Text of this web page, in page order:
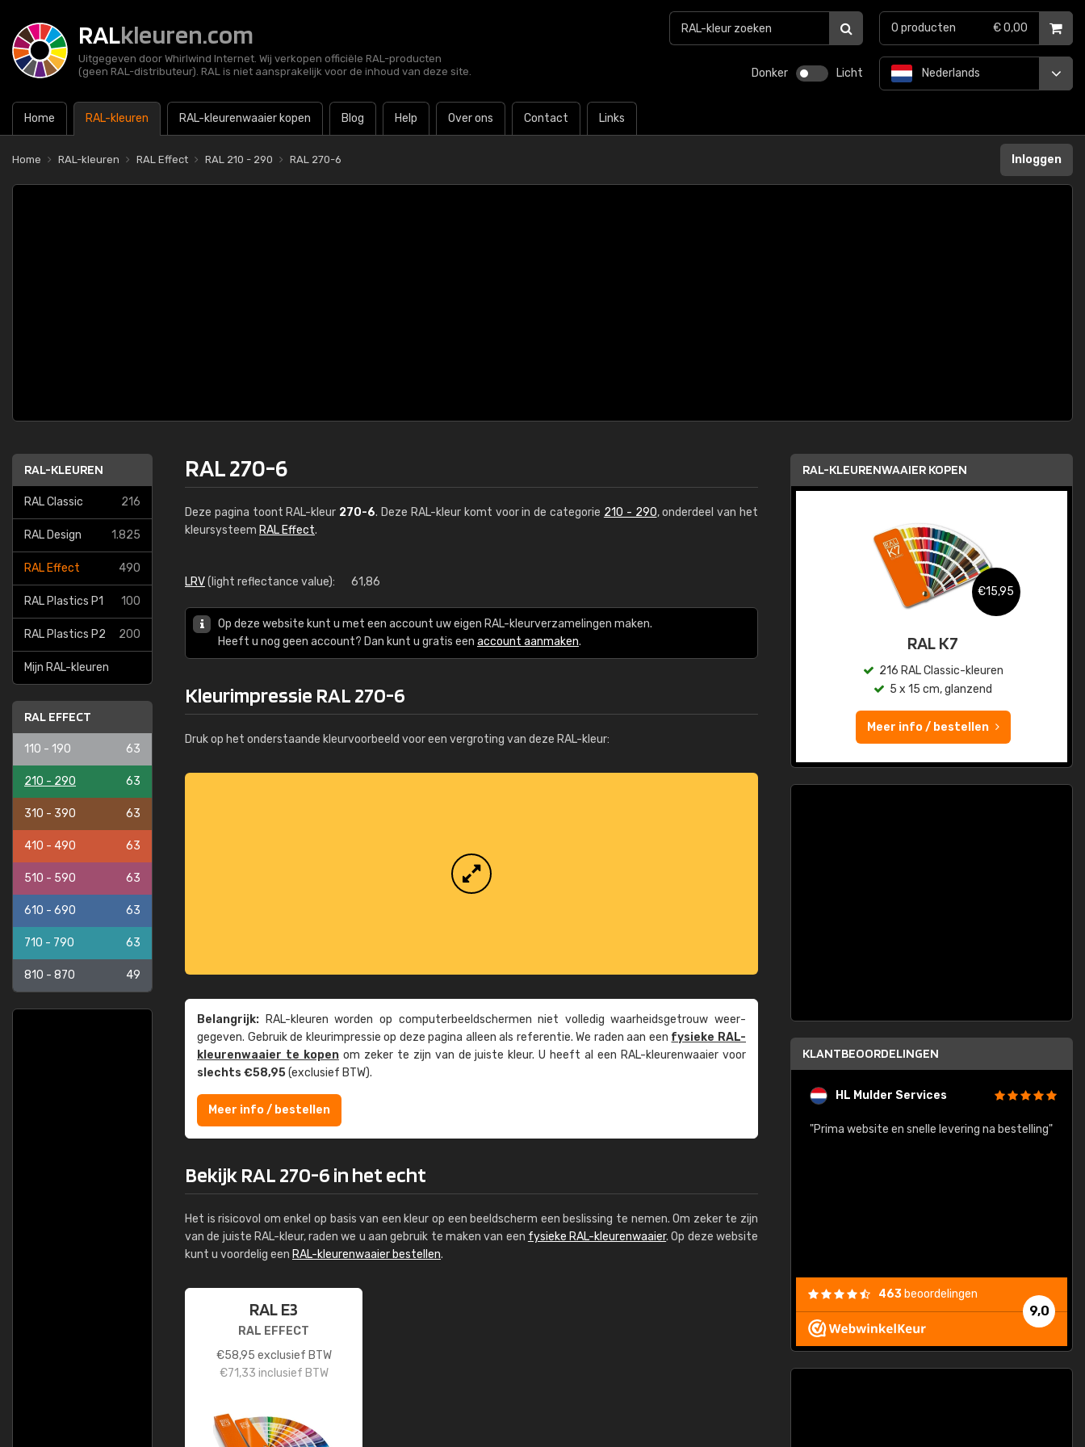
RALkleuren.com
Uitgegeven door Whirlwind Internet. Wij verkopen officiële RAL-producten
(geen RAL-distributeur). RAL is niet aansprakelijk voor de inhoud van deze site.
Donker Licht
Home RAL-kleuren RAL-kleurenwaaier kopen Blog Help Over ons Contact Links
Nederlands
0 producten € 0,00
Home RAL-kleuren RAL Effect RAL 210 - 290 RAL 270-6 Inloggen
RAL-KLEUREN
RAL Classic 216
RAL Design 1.825
RAL Effect 490
RAL Plastics P1 100
RAL Plastics P2 200
Mijn RAL-kleuren
RAL EFFECT
110 - 190 63
210 - 290 63
310 - 390 63
410 - 490 63
510 - 590 63
610 - 690 63
710 - 790 63
810 - 870 49
RAL 270-6
Deze pagina toont RAL-kleur 270-6. Deze RAL-kleur komt voor in de categorie 210 - 290, onderdeel van het
kleursysteem RAL Effect.
LRV(light reflectance value): 61,86
Op deze website kunt u met een account uw eigen RAL-kleurverzamelingen maken.
Heeft u nog geen account? Dan kunt u gratis een account aanmaken.
Kleurimpressie RAL 270-6
Druk op het onderstaande kleurvoorbeeld voor een vergroting van deze RAL-kleur:
Belangrijk: RAL-kleuren worden op computer­beeld­schermen niet volledig waarheids­­getrouw weer­
gegeven. Gebruik de kleur­impressie op deze pagina alleen als referentie. We raden aan een fysieke RAL-
kleuren­waaier te kopenom zeker te zijn van de juiste kleur. U heeft al een RAL-kleuren­waaier voor
slechts €58,95(exclusief BTW).
Meer info / bestellen
Bekijk RAL 270-6 in het echt
Het is risicovol om enkel op basis van een kleur op een beeldscherm een beslissing te nemen. Om zeker te zijn
van de juiste RAL-kleur, raden we u aan gebruik te maken van een fysieke RAL-kleurenwaaier. Op deze website
kunt u voordelig een RAL-kleurenwaaier bestellen.
RAL E3
RAL EFFECT
€58,95 exclusief BTW
€71,33 inclusief BTW
RAL-KLEURENWAAIER KOPEN
RAL K7 op waterbasis
€15,95
RAL K7
216 RAL Classic-kleuren
5 x 15 cm, glanzend
Meer info / bestellen
KLANTBEOORDELINGEN
HL Mulder Services
"Prima website en snelle levering na bestelling"
9,0
463 beoordelingen